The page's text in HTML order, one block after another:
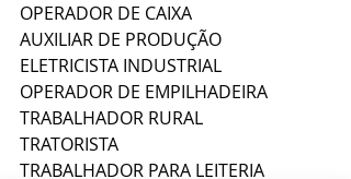
OPERADOR DE CAIXA
AUXILIAR DE PRODUÇÃO
ELETRICISTA INDUSTRIAL
OPERADOR DE EMPILHADEIRA
TRABALHADOR RURAL
TRATORISTA
TRABALHADOR PARA LEITERIA